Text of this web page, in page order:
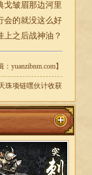
皱眉那边河里
会的就没这么好
上之后战神油？
：yuanzibnm.com】
珠项链嘿伙计收获